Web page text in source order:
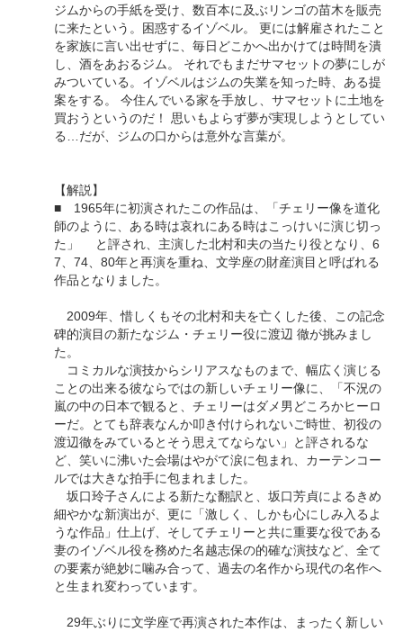
ジムからの手紙を受け、数百本に及ぶリンゴの苗木を販売
に来たという。困惑するイゾベル。 更には解雇されたこと
を家族に言い出せずに、毎日どこかへ出かけては時間を潰
し、酒をあおるジム。 それでもまだサマセットの夢にしが
みついている。イゾベルはジムの失業を知った時、ある提
案をする。 今住んでいる家を手放し、サマセットに土地を
買おうというのだ！ 思いもよらず夢が実現しようとしてい
る…だが、ジムの口からは意外な言葉が。
【解説】
■ 1965年に初演されたこの作品は、「チェリー像を道化
師のように、ある時は哀れにある時はこっけいに演じ切っ
た」 と評され、主演した北村和夫の当たり役となり、6
7、74、80年と再演を重ね、文学座の財産演目と呼ばれる
作品となりました。
2009年、惜しくもその北村和夫を亡くした後、この記念
碑的演目の新たなジム・チェリー役に渡辺 徹が挑みまし
た。
コミカルな演技からシリアスなものまで、幅広く演じる
ことの出来る彼ならではの新しいチェリー像に、「不況の
嵐の中の日本で観ると、チェリーはダメ男どころかヒーロ
ーだ。とても辞表なんか叩き付けられないご時世、初役の
渡辺徹をみているとそう思えてならない」と評されるな
ど、笑いに沸いた会場はやがて涙に包まれ、カーテンコー
ルでは大きな拍手に包まれました。
坂口玲子さんによる新たな翻訳と、坂口芳貞によるきめ
細やかな新演出が、更に「激しく、しかも心にしみ入るよ
うな作品」仕上げ、そしてチェリーと共に重要な役である
妻のイゾベル役を務めた名越志保の的確な演技など、全て
の要素が絶妙に噛み合って、過去の名作から現代の名作へ
と生まれ変わっています。
29年ぶりに文学座で再演された本作は、まったく新しい